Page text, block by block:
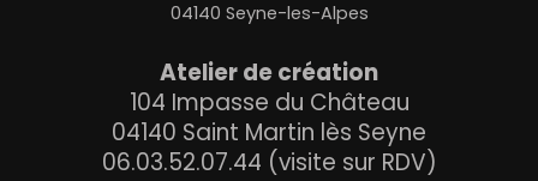
04140 Seyne-les-Alpes
Atelier de création
104 Impasse du Château
04140 Saint Martin lès Seyne
06.03.52.07.44 (visite sur RDV)